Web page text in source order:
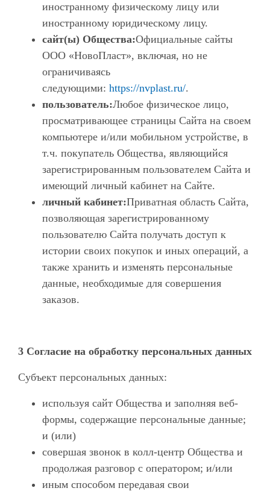
иностранному физическому лицу или
иностранному юридическому лицу.
сайт(ы) Общества:Официальные сайты
ООО «НовоПласт», включая, но не
ограничиваясь
следующими: https://nvplast.ru/.
пользователь:Любое физическое лицо,
просматривающее страницы Сайта на своем
компьютере и/или мобильном устройстве, в
т.ч. покупатель Общества, являющийся
зарегистрированным пользователем Сайта и
имеющий личный кабинет на Сайте.
личный кабинет:Приватная область Сайта,
позволяющая зарегистрированному
пользователю Сайта получать доступ к
истории своих покупок и иных операций, а
также хранить и изменять персональные
данные, необходимые для совершения
заказов.
3 Согласие на обработку персональных данных
Субъект персональных данных:
используя сайт Общества и заполняя веб-
формы, содержащие персональные данные;
и (или)
совершая звонок в колл-центр Общества и
продолжая разговор с оператором; и/или
иным способом передавая свои